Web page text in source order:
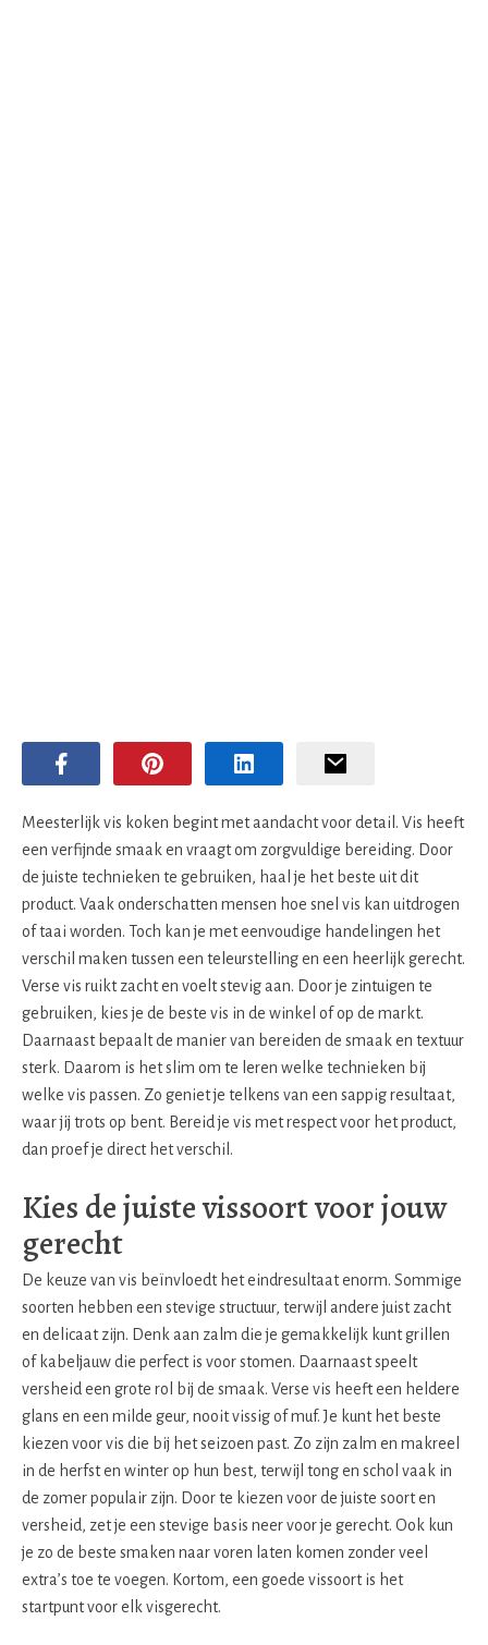
Meesterlijk vis koken begint met aandacht voor detail. Vis heeft
een verfijnde smaak en vraagt om zorgvuldige bereiding. Door
de juiste technieken te gebruiken, haal je het beste uit dit
product. Vaak onderschatten mensen hoe snel vis kan uitdrogen
of taai worden. Toch kan je met eenvoudige handelingen het
verschil maken tussen een teleurstelling en een heerlijk gerecht.
Verse vis ruikt zacht en voelt stevig aan. Door je zintuigen te
gebruiken, kies je de beste vis in de winkel of op de markt.
Daarnaast bepaalt de manier van bereiden de smaak en textuur
sterk. Daarom is het slim om te leren welke technieken bij
welke vis passen. Zo geniet je telkens van een sappig resultaat,
waar jij trots op bent. Bereid je vis met respect voor het product,
dan proef je direct het verschil.
Kies de juiste vissoort voor jouw
gerecht
De keuze van vis beïnvloedt het eindresultaat enorm. Sommige
soorten hebben een stevige structuur, terwijl andere juist zacht
en delicaat zijn. Denk aan zalm die je gemakkelijk kunt grillen
of kabeljauw die perfect is voor stomen. Daarnaast speelt
versheid een grote rol bij de smaak. Verse vis heeft een heldere
glans en een milde geur, nooit vissig of muf. Je kunt het beste
kiezen voor vis die bij het seizoen past. Zo zijn zalm en makreel
in de herfst en winter op hun best, terwijl tong en schol vaak in
de zomer populair zijn. Door te kiezen voor de juiste soort en
versheid, zet je een stevige basis neer voor je gerecht. Ook kun
je zo de beste smaken naar voren laten komen zonder veel
extra’s toe te voegen. Kortom, een goede vissoort is het
startpunt voor elk visgerecht.